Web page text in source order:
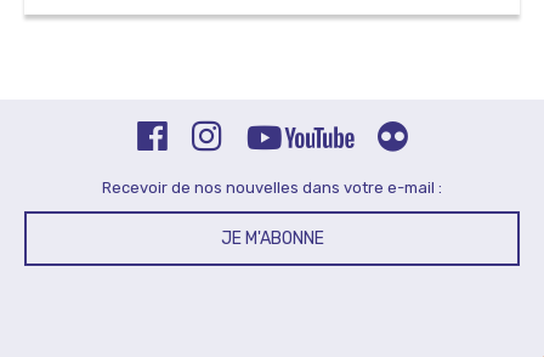
Recevoir de nos nouvelles dans votre e-mail :
JE M'ABONNE